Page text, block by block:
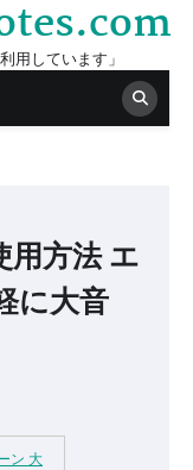
用しています」
用方法 エ
に大音
ン 大